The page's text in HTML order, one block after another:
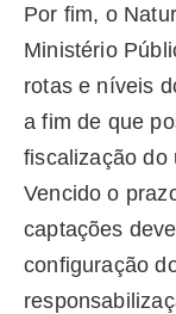
Por fim, o
Ministério
rotas e níveis
a fim de que
fiscalização do
Vencido o
captações
configuração